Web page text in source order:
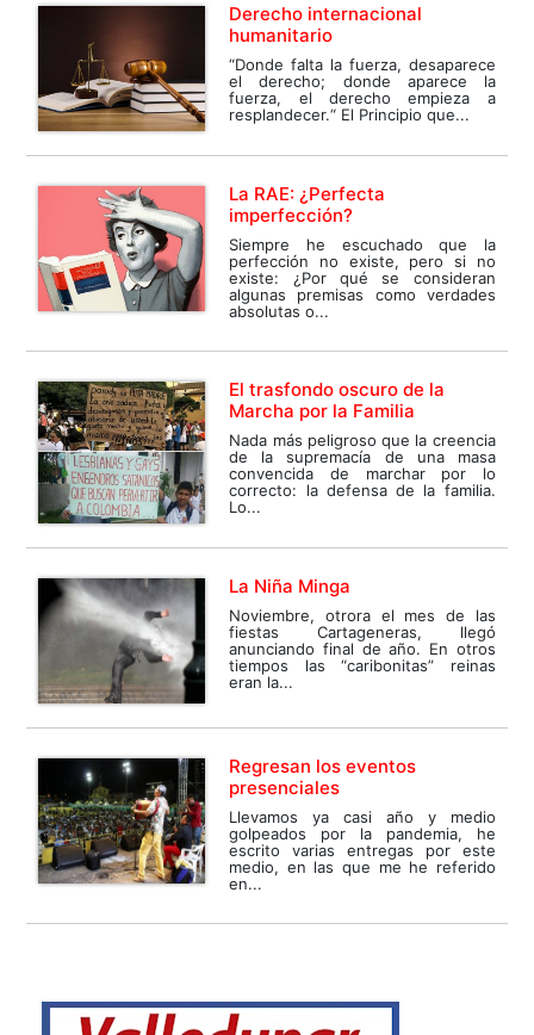
Derecho internacional
humanitario
“Donde falta la fuerza, desaparece
el derecho; donde aparece la
fuerza, el derecho empieza a
resplandecer.“ El Principio que...
La RAE: ¿Perfecta
imperfección?
Siempre he escuchado que la
perfección no existe, pero si no
existe: ¿Por qué se consideran
algunas premisas como verdades
absolutas o...
El trasfondo oscuro de la
Marcha por la Familia
Nada más peligroso que la creencia
de la supremacía de una masa
convencida de marchar por lo
correcto: la defensa de la familia.
Lo...
La Niña Minga
Noviembre, otrora el mes de las
fiestas Cartageneras, llegó
anunciando final de año. En otros
tiempos las “caribonitas” reinas
eran la...
Regresan los eventos
presenciales
Llevamos ya casi año y medio
golpeados por la pandemia, he
escrito varias entregas por este
medio, en las que me he referido
en...